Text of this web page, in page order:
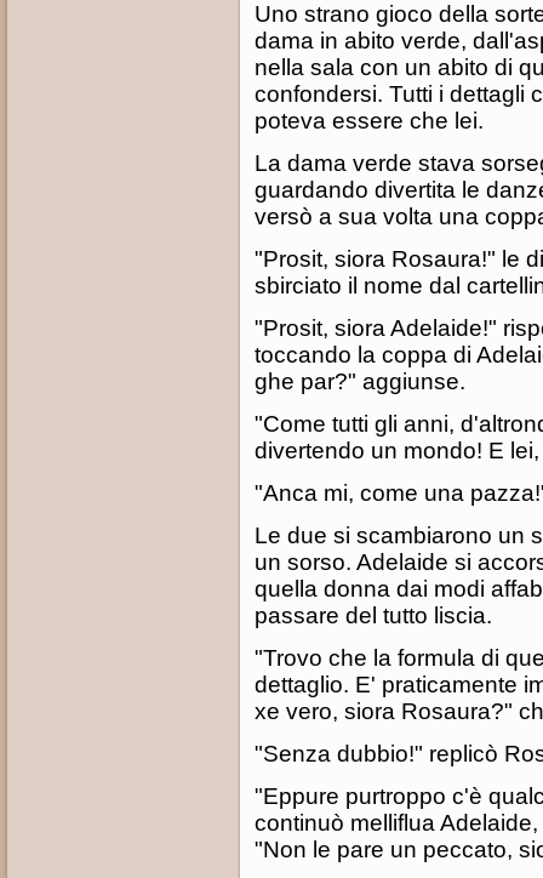
Uno strano gioco della
dama in abito verde,
nella sala con un abito di
confondersi. Tutti i dettagli
poteva essere che lei.
La dama verde stava
guardando divertita le
versò a sua volta una
"Prosit, siora Rosaura!" le
sbirciato il nome dal
"Prosit, siora Adelaide!"
toccando la coppa di
ghe par?" aggiunse.
"Come tutti gli anni,
divertendo un mondo! E
"Anca mi, come una
Le due si scambiarono un
un sorso. Adelaide si
quella donna dai modi
passare del tutto liscia.
"Trovo che la formula di
dettaglio. E' praticamente
xe vero, siora Rosaura?"
"Senza dubbio!" replicò
"Eppure purtroppo c'è
continuò melliflua
"Non le pare un peccato,